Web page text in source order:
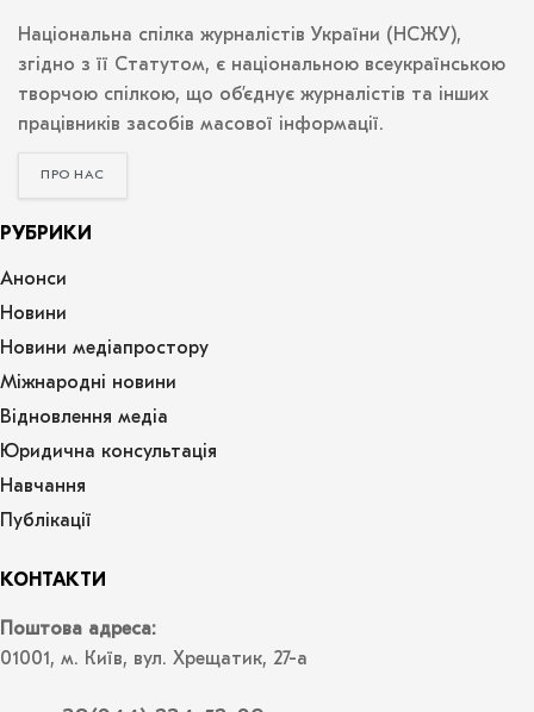
Національна спілка журналістів України (НСЖУ),
згідно з її Статутом, є національною всеукраїнською
творчою спілкою, що об’єднує журналістів та інших
працівників засобів масової інформації.
ПРО НАС
РУБРИКИ
Анонси
Новини
Новини медіапростору
Міжнародні новини
Відновлення медіа
Юридична консультація
Навчання
Публікації
КОНТАКТИ
Поштова адреса:
01001, м. Київ, вул. Хрещатик, 27-а